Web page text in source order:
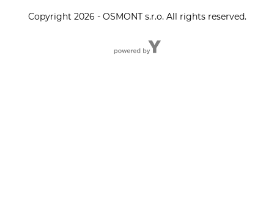
Copyright 2026 - OSMONT s.r.o. All rights reserved.